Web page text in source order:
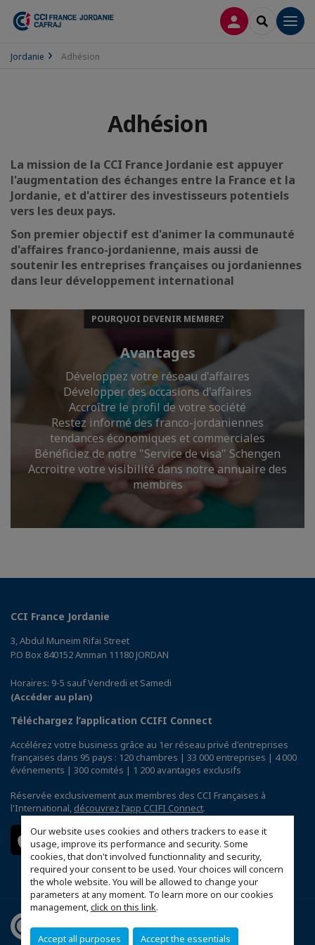
Our website uses cookies and others trackers to ease it
usage, improve its performance and security. Some
cookies, that don't involved functionnality and security,
required your consent to be used. Your choices will concern
the whole website. You will be allowed to change your
parameters at any moment. To learn more on our cookies
management,click on this link.
Accept all purposes Accept the essentials
CONNEXION
Jordanie Adhésion
Adhésion
La mission de la CCI France Jordanie est appuyer
l'augmentation des échanges entre la France et la
Jordanie, et d'attirer des investisseurs potentiels
vers les deux pays.
Son premier objectif est d'animer la communauté
d'affaires franco-jordanienne, mais aussi de
soutenir les entreprises françaises ou jordaniennes
dans leur développement international
POURQUOI DEVENIR MEMBRE?
Avantages
Développez votre réseau d'affaires
Développer des occasions d'affaires
Accroître le profil de votre société
Restez informé des franco-jordaniennes
tendances économiques et commerciales
Bénéficiez de notre "Service de visa" Schengen
Accroitre votre visibilité dans notre annuaire des
membres
CCI France Jordanie
3, Abdul Muneim Rifai Street
P.O Box 840152 Amman 11180 JORDAN
Horaires: 9-5 sauf Vendredi et Samedi
(Accéder au plan)
Téléchargez l’application CCIFI Connect
Accélérez votre business grâce au 1er réseau privé d'entreprises
françaises dans 95 pays : 120 chambres | 33 000 entreprises | 4 000
événements | 300 comités | 1 200 avantages exclusifs
Réservée exclusivement aux membres des CCI Françaises à
l'International, découvrez l'app CCIFI Connect.